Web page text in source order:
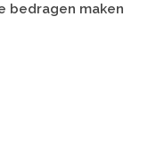
bedragen maken